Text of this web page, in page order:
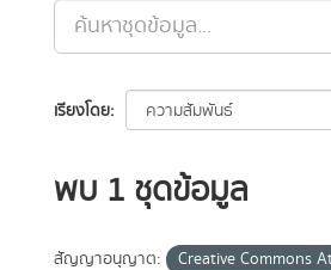
เรียงโดย
พบ 1 ชุดข้อมูล
สัญญาอนุญาต:
Creative Commons